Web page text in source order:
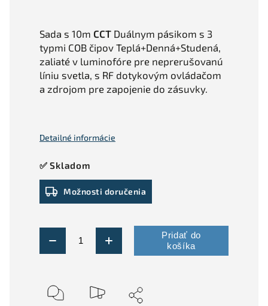
✅ Skladom
Možnosti doručenia
Pridať do
košíka
Sada s 10m CCT Duálnym pásikom s 3
typmi COB čipov Teplá+Denná+Studená,
zaliaté v luminofóre pre neprerušovanú
líniu svetla, s RF dotykovým ovládačom
a zdrojom pre zapojenie do zásuvky.
Detailné informácie